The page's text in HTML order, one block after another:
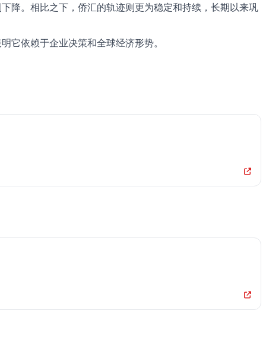
降。相比之下，侨汇的轨迹则更为稳定和持续，长期以来巩
它依赖于企业决策和全球经济形势。